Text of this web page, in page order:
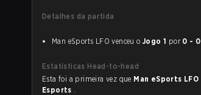
Detalhes da partida
Man eSports LFO venceu o Jogo 1 por 0 - 0
Estatísticas Head-to-head
Esta foi a primeira vez que Man eSports LFO
Esports .